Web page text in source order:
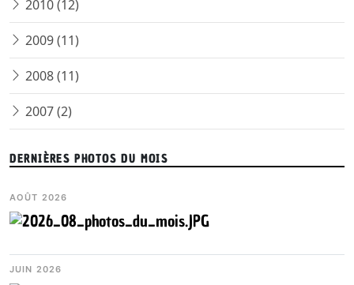
2010 (12)
2009 (11)
2008 (11)
2007 (2)
DERNIÈRES PHOTOS DU MOIS
AOÛT 2026
JUIN 2026